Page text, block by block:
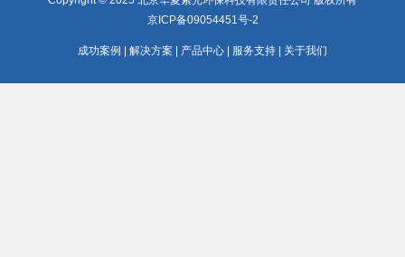
京ICP备09054451号-2
成功案例 | 解决方案 | 产品中心 | 服务支持 | 关于我们